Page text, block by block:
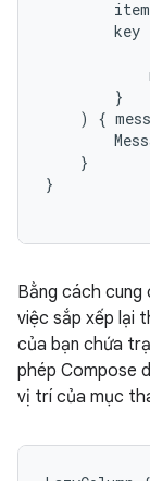
key
}
)
{
}
}
Bằng cách cung
việc sắp xếp lại
của bạn chứa
phép Compose
vị trí của mục